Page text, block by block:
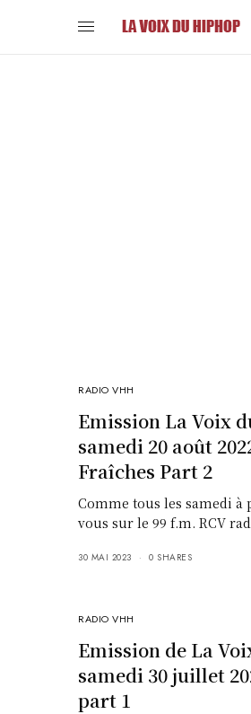
RADIO VHH
Emission La Voix
samedi 20 août
Fraîches Part 2
Comme tous les samedi à
vous sur le 99 f.m. RCV
30 MAI 2023 0 SHARES
RADIO VHH
Emission de La
samedi 30 juillet
part 1